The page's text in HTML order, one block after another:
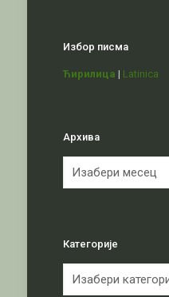
Избор писма
Ћирилица | Latinica
Архива
Категорије